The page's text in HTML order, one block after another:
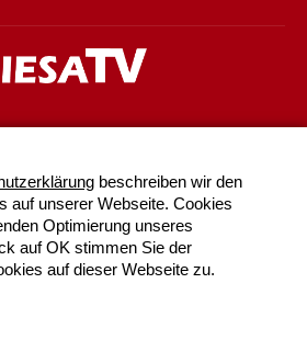
beschreiben wir den
auf unserer Webseite. Cookies
Optimierung unseres
auf OK stimmen Sie der
auf dieser Webseite zu.